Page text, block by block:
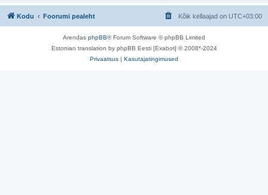
Kodu Foorumi pealeht Kõik kellaajad on UTC+03:00
Arendas phpBB® Forum Software © phpBB Limited
Estonian translation by phpBB Eesti [Exabot] © 2008*-2024
Privaatsus | Kasutajatingimused